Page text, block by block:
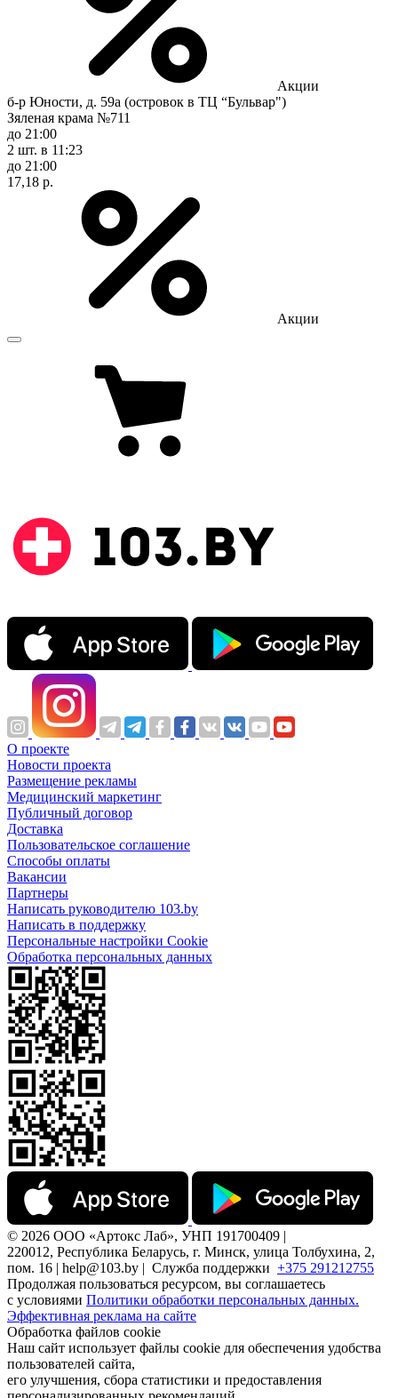
Акции
б-р Юности, д. 59а (островок в ТЦ “Бульвар")
Зяленая крама №711
до 21:00
2 шт. в 11:23
до 21:00
17,18 р.
Акции
О проекте
Новости проекта
Размещение рекламы
Медицинский маркетинг
Публичный договор
Доставка
Пользовательское соглашение
Способы оплаты
Вакансии
Партнеры
Написать руководителю 103.by
Написать в поддержку
Персональные настройки Cookie
Обработка персональных данных
© 2026 ООО «Артокс Лаб», УНП 191700409 |
220012, Республика Беларусь, г. Минск, улица Толбухина, 2,
пом. 16 | help@103.by | Служба поддержки +375 291212755
Продолжая пользоваться ресурсом, вы соглашаетесь
с условиями Политики обработки персональных данных.
Эффективная реклама на сайте
Обработка файлов cookie
Наш сайт использует файлы cookie для обеспечения удобства
пользователей сайта,
его улучшения, сбора статистики и предоставления